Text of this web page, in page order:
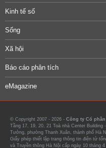
Kinh tế số
Sống
Xã hội
Báo cáo phân tích
eMagazine
© Copyright 2007 - 2026 - Công ty Cổ phần
Tầng 17, 19, 20, 21 Toà nhà Center
Tưởng, phường Thanh Xuân, thành phố Hà
Giấy phép thiết lập trang thông tin điện tử
và Truyền thông Hà Nội cấp ngày 10 tháng 4